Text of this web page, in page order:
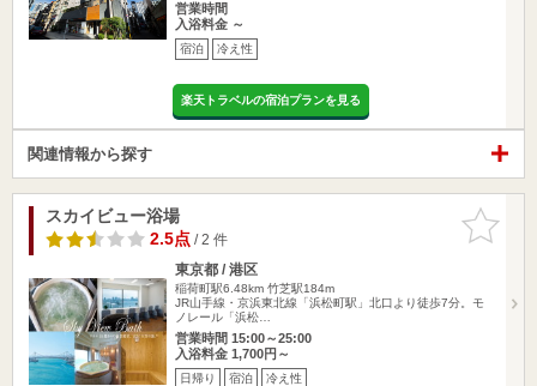
営業時間
入浴料金 ～
宿泊 冷え性
楽天トラベルの宿泊プランを見る
関連情報から探す
お気に入
りに追加
スカイビュー浴場
2.5点/ 2 件
東京都 / 港区
稲荷町駅6.48km 竹芝駅184m
JR山手線・京浜東北線「浜松町駅」北口より徒歩7分。モ
ノレール「浜松…
営業時間 15:00～25:00
入浴料金 1,700円～
日帰り 宿泊 冷え性